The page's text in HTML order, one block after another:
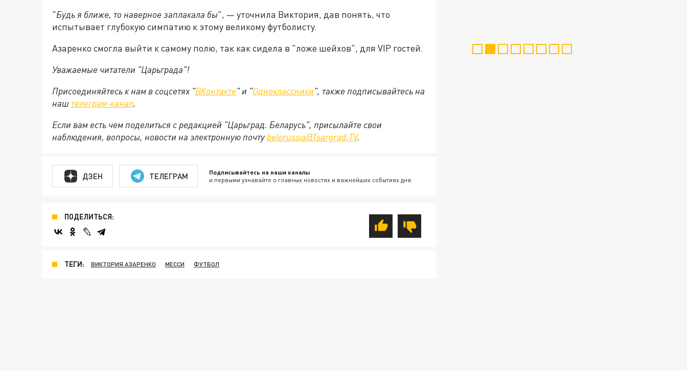
"Будь я ближе, то наверное заплакала бы", — уточнила Виктория, дав понять, что
испытывает глубокую симпатию к этому великому футболисту.
Азаренко смогла выйти к самому полю, так как сидела в "ложе шейхов", для VIP гостей.
Уважаемые читатели "Царьграда"!
Присоединяйтесь к нам в соцсетях "ВКонтакте" и "Одноклассники", также подписывайтесь на
наш телеграм-канал.
Если вам есть чем поделиться с редакцией "Царьград. Беларусь", присылайте свои
наблюдения, вопросы, новости на электронную почту belorussia@Tsargrad.TV.
ДЗЕН ТЕЛЕГРАМ Подписывайтесь на наши каналы
и первыми узнавайте о главных новостях и важнейших событиях дня.
ПОДЕЛИТЬСЯ:
ТЕГИ: ВИКТОРИЯ АЗАРЕНКО МЕССИ ФУТБОЛ